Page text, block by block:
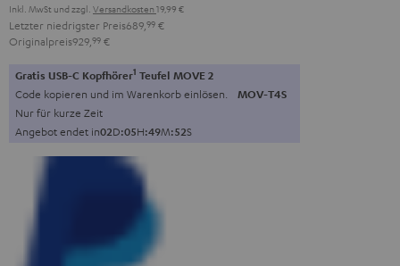
Inkl. MwSt und zzgl. Versandkosten 19,99 €
Letzter niedrigster Preis689, 99 €
Originalpreis929, 99 €
Gratis USB-C Kopfhörer1 Teufel MOVE 2
Code kopieren und im Warenkorb einlösen. MOV-T4S
Nur für kurze Zeit
Angebot endet in02D:05H:49M:51S